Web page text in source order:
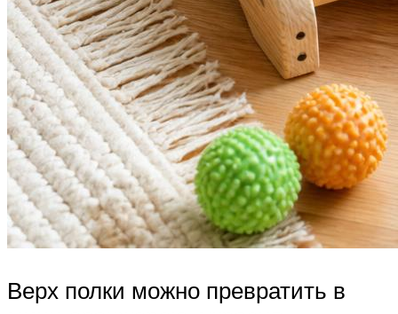
Верх полки можно превратить в